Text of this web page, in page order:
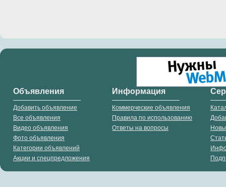
Объявления
Добавить объявление
Все объявления
Видео объявления
Фото объявления
Категории объявлений
Акции и спецпредложения
Информация
Коммерческие объявления
Правила по использованию
Ответы на вопросы